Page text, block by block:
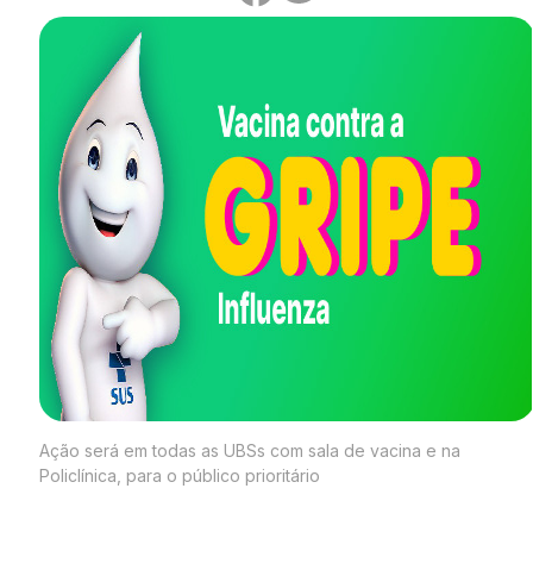
Ação será em todas as UBSs com sala de vacina e na
Policlínica, para o público prioritário